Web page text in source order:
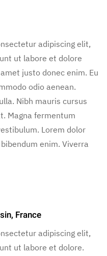
adipiscing elit,
ut labore et dolore
justo donec enim. Eu
odio aenean.
Nibh mauris cursus
Magna fermentum
Lorem dolor
enim. Viverra
France
adipiscing elit,
ut labore et dolore.